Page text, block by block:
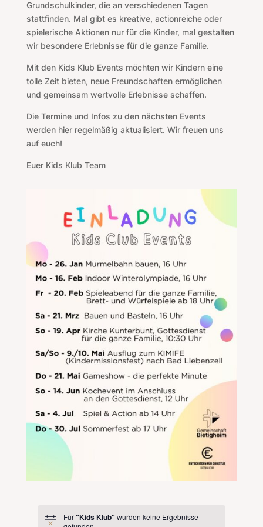
Grundschulkinder, die an verschiedenen Tagen
stattfinden. Mal gibt es kreative, actionreiche oder
spielerische Aktionen nur für die Kinder, mal gestalten
wir besondere Erlebnisse für die ganze Familie.
Mit den Kids Klub Events möchten wir Kindern eine
tolle Zeit bieten, neue Freundschaften ermöglichen
und gemeinsam wertvolle Erlebnisse schaffen.
Die Termine und Infos zu den nächsten Events
werden hier regelmäßig aktualisiert. Wir freuen uns
auf euch!
Euer Kids Klub Team
Für"Kids Klub"wurden keine Ergebnisse